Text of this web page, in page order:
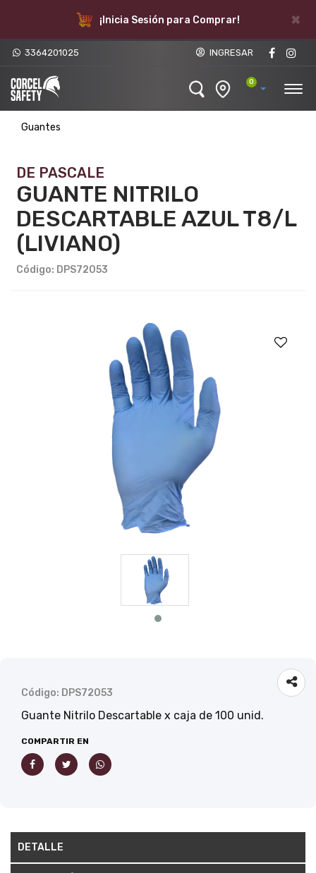
×
¡Inicia Sesión para Comprar!
3364201025 INGRESAR
0
Guantes
DE PASCALE
GUANTE NITRILO
DESCARTABLE AZUL T8/L
(LIVIANO)
Código: DPS72053
Código: DPS72053
Guante Nitrilo Descartable x caja de 100 unid.
COMPARTIR EN
DETALLE